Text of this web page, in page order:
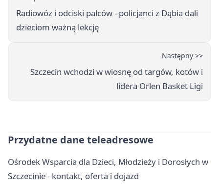
Radiowóz i odciski palców - policjanci z Dąbia dali
dzieciom ważną lekcję
Następny >>
Szczecin wchodzi w wiosnę od targów, kotów i
lidera Orlen Basket Ligi
Przydatne dane teleadresowe
Ośrodek Wsparcia dla Dzieci, Młodzieży i Dorosłych w
Szczecinie - kontakt, oferta i dojazd